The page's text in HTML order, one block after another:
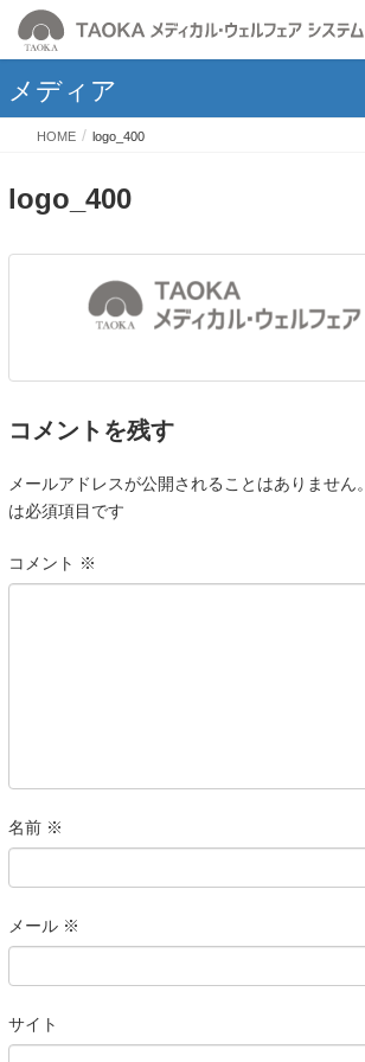
メディア
HOME logo_400
logo_400
コメントを残す
メールアドレスが公開されることはありません。
は必須項目です
コメント ※
名前 ※
メール ※
サイト